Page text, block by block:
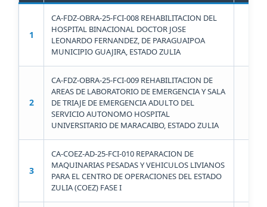
1
CA-FDZ-OBRA-25-FCI-008 REHABILITACION DEL
HOSPITAL BINACIONAL DOCTOR JOSE
LEONARDO FERNANDEZ, DE PARAGUAIPOA
MUNICIPIO GUAJIRA, ESTADO ZULIA
2
CA-FDZ-OBRA-25-FCI-009 REHABILITACION DE
AREAS DE LABORATORIO DE EMERGENCIA Y SALA
DE TRIAJE DE EMERGENCIA ADULTO DEL
SERVICIO AUTONOMO HOSPITAL
UNIVERSITARIO DE MARACAIBO, ESTADO ZULIA
3
CA-COEZ-AD-25-FCI-010 REPARACION DE
MAQUINARIAS PESADAS Y VEHICULOS LIVIANOS
PARA EL CENTRO DE OPERACIONES DEL ESTADO
ZULIA (COEZ) FASE I